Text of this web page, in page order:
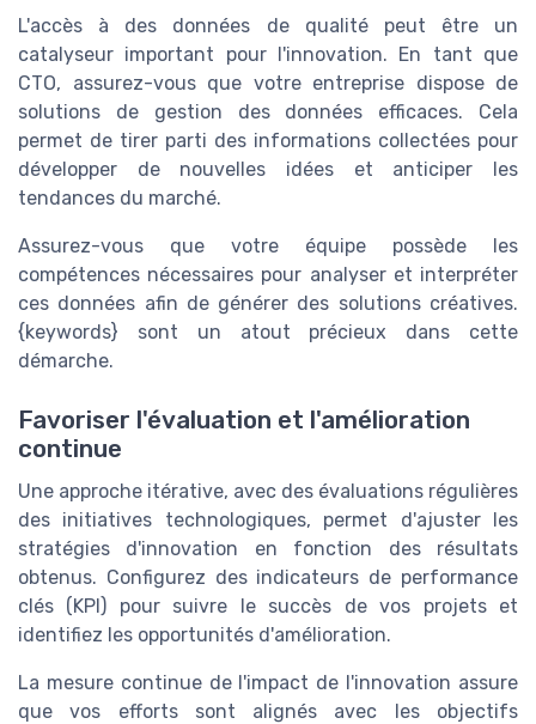
L'accès à des données de qualité peut être un
catalyseur important pour l'innovation. En tant que
CTO, assurez-vous que votre entreprise dispose de
solutions de gestion des données efficaces. Cela
permet de tirer parti des informations collectées pour
développer de nouvelles idées et anticiper les
tendances du marché.
Assurez-vous que votre équipe possède les
compétences nécessaires pour analyser et interpréter
ces données afin de générer des solutions créatives.
{keywords} sont un atout précieux dans cette
démarche.
Favoriser l'évaluation et l'amélioration
continue
Une approche itérative, avec des évaluations régulières
des initiatives technologiques, permet d'ajuster les
stratégies d'innovation en fonction des résultats
obtenus. Configurez des indicateurs de performance
clés (KPI) pour suivre le succès de vos projets et
identifiez les opportunités d'amélioration.
La mesure continue de l'impact de l'innovation assure
que vos efforts sont alignés avec les objectifs